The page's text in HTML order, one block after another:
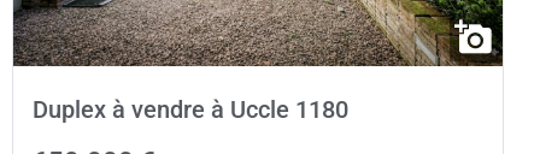
Duplex à vendre à Uccle 1180